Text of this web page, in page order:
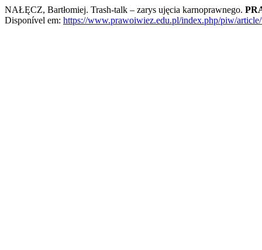
NAŁĘCZ, Bartłomiej. Trash-talk – zarys ujęcia karnoprawnego.
Disponível em: https://www.prawoiwiez.edu.pl/index.php/piw/